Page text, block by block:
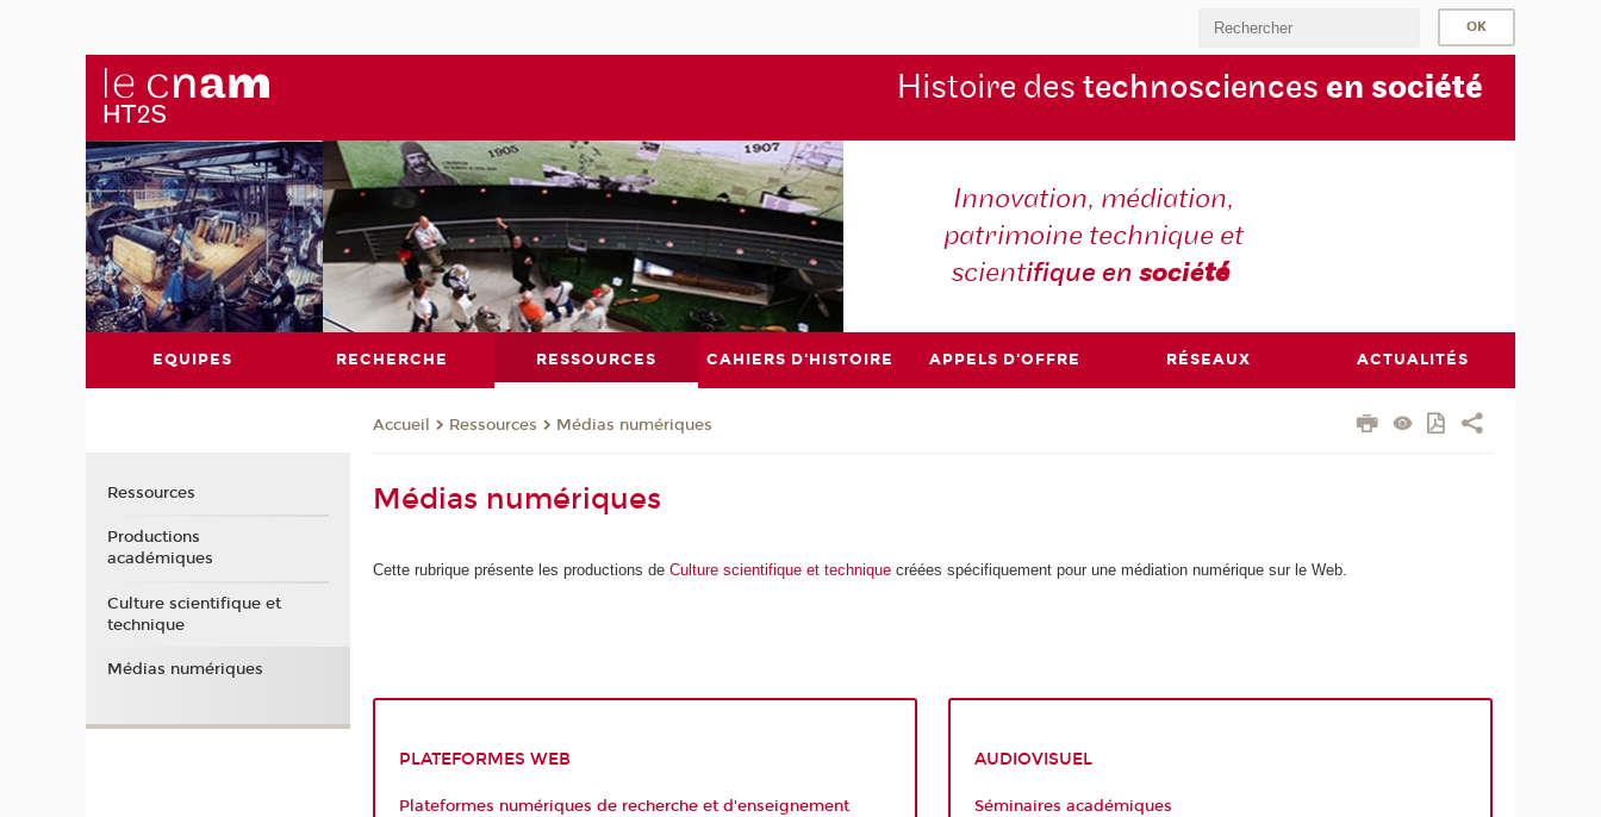
Histoire des technosciences en société
Innovation, médiation,
patrimoine technique et
scientifique ensociété
EQUIPES RECHERCHE RESSOURCES CAHIERS D'HISTOIRE APPELS D'OFFRE RÉSEAUX ACTUALITÉS
Accueil Ressources Médias numériques
Médias numériques
Cette rubrique présente les productions deCulture scientifique et technique créées spécifiquement pour une médiation numérique sur le Web.
PLATEFORMES WEB
Plateformes numériques de recherche et d'enseignement
AUDIOVISUEL
Séminaires académiques
Ressources
Productions
académiques
Culture scientifique et
technique
Médias numériques